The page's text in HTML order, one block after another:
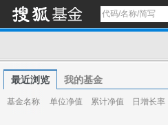
最近浏览 我的基金
基金名称 单位净值 累计净值 日增长率